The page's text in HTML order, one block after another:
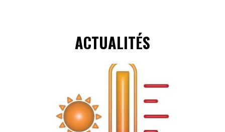
ACTUALITÉS